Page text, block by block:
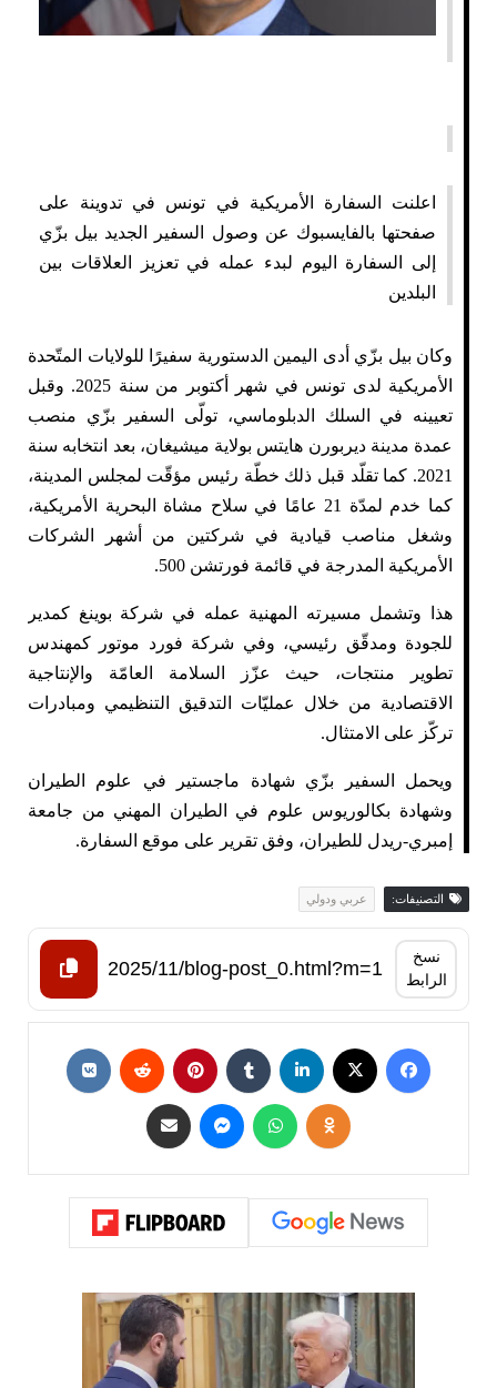
اعلنت السفارة الأمريكية في تونس في تدوينة على
صفحتها بالفايسبوك عن وصول السفير الجديد بيل بزّي
إلى السفارة اليوم لبدء عمله في تعزيز العلاقات بين
البلدين
وكان بيل بزّي أدى اليمين الدستورية سفيرًا للولايات المتّحدة
الأمريكية لدى تونس في شهر أكتوبر من سنة 2025. وقبل
تعيينه في السلك الدبلوماسي، تولّى السفير بزّي منصب
عمدة مدينة ديربورن هايتس بولاية ميشيغان، بعد انتخابه سنة
2021. كما تقلّد قبل ذلك خطّة رئيس مؤقّت لمجلس المدينة،
كما خدم لمدّة 21 عامًا في سلاح مشاة البحرية الأمريكية،
وشغل مناصب قيادية في شركتين من أشهر الشركات
الأمريكية المدرجة في قائمة فورتشن 500.
هذا وتشمل مسيرته المهنية عمله في شركة بوينغ كمدير
للجودة ومدقّق رئيسي، وفي شركة فورد موتور كمهندس
تطوير منتجات، حيث عزّز السلامة العامّة والإنتاجية
الاقتصادية من خلال عمليّات التدقيق التنظيمي ومبادرات
تركّز على الامتثال.
ويحمل السفير بزّي شهادة ماجستير في علوم الطيران
وشهادة بكالوريوس علوم في الطيران المهني من جامعة
إمبري-ريدل للطيران، وفق تقرير على موقع السفارة.
التصنيفات: عربي ودولي
نسخ
الرابط